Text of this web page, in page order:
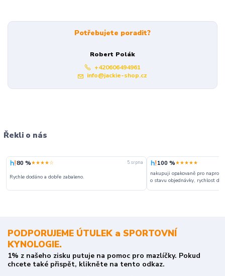
Potřebujete poradit?
Robert Polák
+420606494961
info@jackie-shop.cz
Řekli o nás
80 %★★★★☆ 5. srpna
Rychle dodáno a dobře zabaleno.
100 %★★★★★
nakupuji opakovaně pro
o stavu objednávky, rychlost
PODPORUJEME ÚTULEK a SPORTOVNÍ
KYNOLOGIE.
1% z našeho zisku putuje na pomoc pro mazlíčky. Pokud
chcete také přispět, klikněte na tento odkaz.